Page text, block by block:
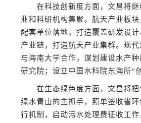
在科技创新度方面，文昌将继
业和科研机构集聚。航天产业板
配套单位落地，打造覆盖研发设
产业链，打造航天产业集群。现
与海南大学合作，谋划建设水产
研究院；设立中国水科院东海所“
在生态绿色度方面，文昌将把“
绿水青山的主抓手，照单签收省
行机制，启动污水处理费征收工